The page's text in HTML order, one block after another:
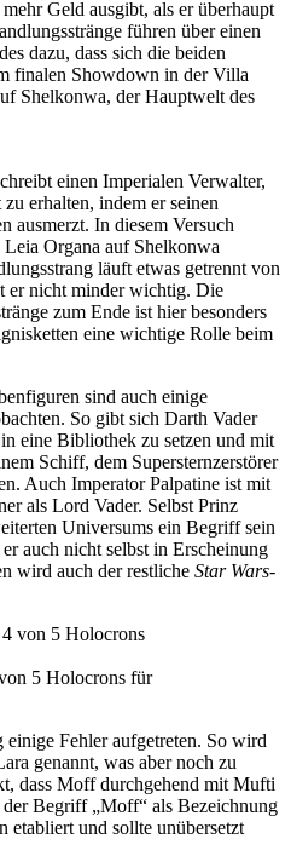
Geld ausgibt, als er überhaupt
führen über einen
dazu, dass sich die beiden
finalen Showdown in der Villa
Shelkonwa, der Hauptwelt des
einen Imperialen Verwalter,
erhalten, indem er seinen
ausmerzt. In diesem Versuch
Leia Organa auf Shelkonwa
läuft etwas getrennt von
er nicht minder wichtig. Die
zum Ende ist hier besonders
eine wichtige Rolle beim
sind auch einige
So gibt sich Darth Vader
eine Bibliothek zu setzen und mit
Schiff, dem Supersternzerstörer
Auch Imperator Palpatine ist mit
als Lord Vader. Selbst Prinz
Universums ein Begriff sein
auch nicht selbst in Erscheinung
wird auch der restliche Star Wars-
5 Holocrons für
Fehler aufgetreten. So wird
genannt, was aber noch zu
dass Moff durchgehend mit Mufti
Begriff „Moff“ als Bezeichnung
etabliert und sollte unübersetzt